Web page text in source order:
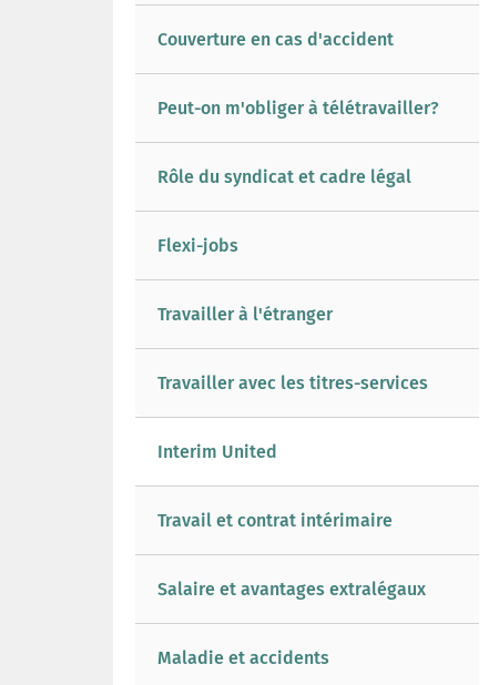
Couverture en cas d'accident
Peut-on m'obliger à télétravailler?
Rôle du syndicat et cadre légal
Flexi-jobs
Travailler à l'étranger
Travailler avec les titres-services
Interim United
Travail et contrat intérimaire
Salaire et avantages extralégaux
Maladie et accidents